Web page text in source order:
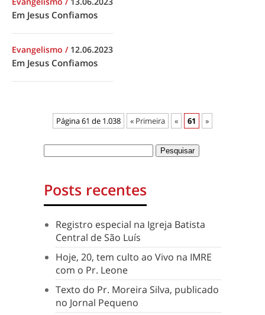
Em Jesus Confiamos
Evangelismo / 12.06.2023
Em Jesus Confiamos
Página 61 de 1.038 « Primeira « 61 »
Posts recentes
Registro especial na Igreja Batista
Central de São Luís
Hoje, 20, tem culto ao Vivo na IMRE
com o Pr. Leone
Texto do Pr. Moreira Silva, publicado
no Jornal Pequeno